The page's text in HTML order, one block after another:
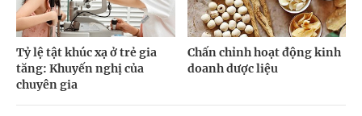
Tỷ lệ tật khúc xạ ở trẻ gia
tăng: Khuyến nghị của
chuyên gia
Chấn chỉnh hoạt động kinh
doanh dược liệu